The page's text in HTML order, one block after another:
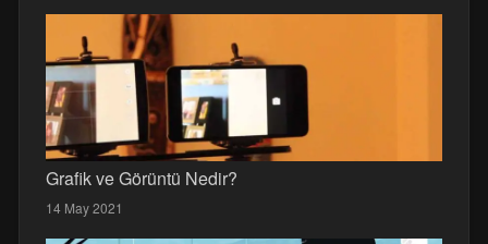
Grafik ve Görüntü Nedir?
14 May 2021